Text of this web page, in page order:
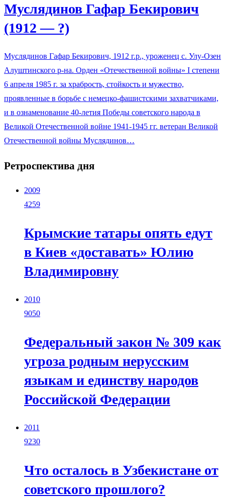
Муслядинов Гафар Бекирович
(1912 — ?)
Муслядинов Гафар Бекирович, 1912 г.р., уроженец с. Улу-Озен
Алуштинского р-на. Орден «Отечественной войны» I степени
6 апреля 1985 г. за храбрость, стойкость и мужество,
проявленные в борьбе с немецко-фашистскими захватчиками,
и в ознаменование 40-летия Победы советского народа в
Великой Отечественной войне 1941-1945 гг. ветеран Великой
Отечественной войны Муслядинов…
Ретроспектива дня
2009
4259
Крымские татары опять едут
в Киев «доставать» Юлию
Владимировну
2010
9050
Федеральный закон № 309 как
угроза родным нерусским
языкам и единству народов
Российской Федерации
2011
9230
Что осталось в Узбекистане от
советского прошлого?